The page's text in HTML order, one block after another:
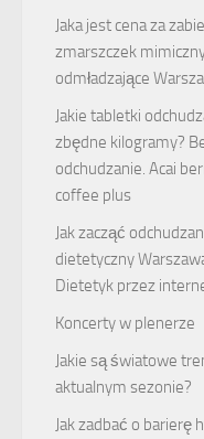
Jaka jest cena za
zmarszczek
odmładzające
Jakie tabletki
zbędne kilogramy?
odchudzanie. Acai
coffee plus
Jak zacząć
dietetyczny
Dietetyk przez
Koncerty w plenerze
Jakie są światowe
aktualnym sezonie?
Jak zadbać o barierę